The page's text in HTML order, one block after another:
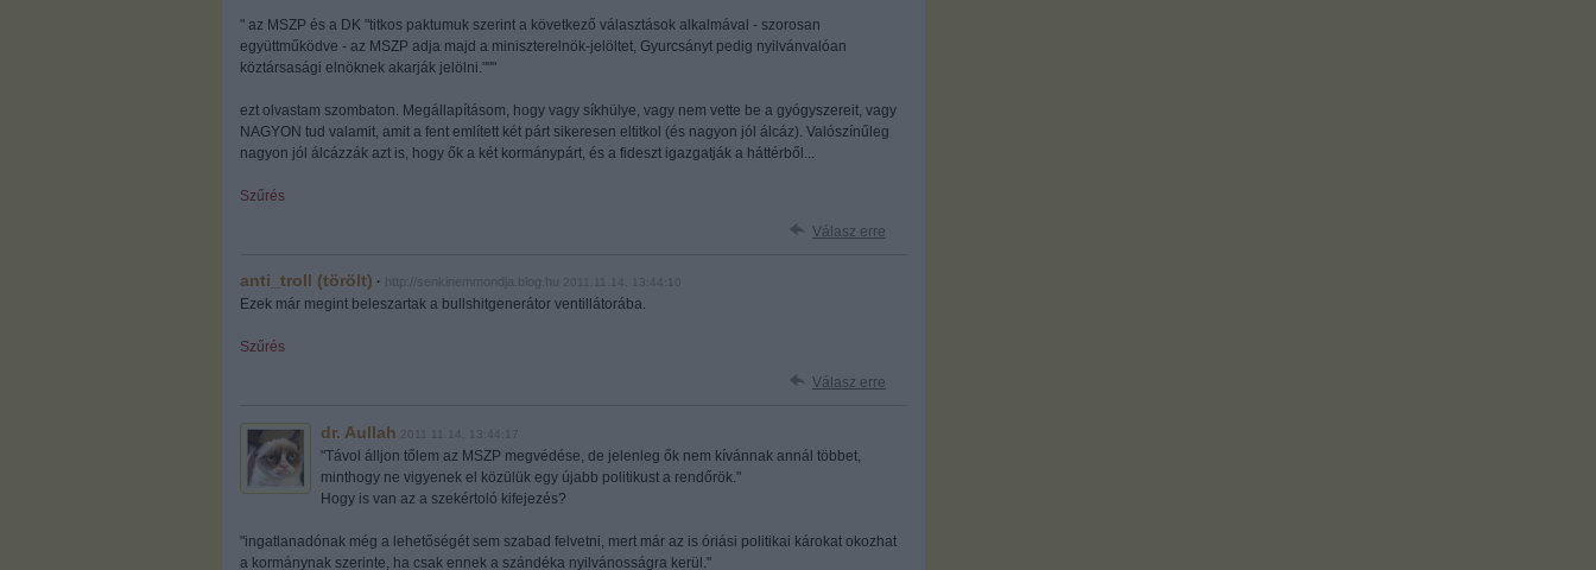
" az MSZP és a DK "titkos paktumuk szerint a következő választások alkalmával - szorosan
együttműködve - az MSZP adja majd a miniszterelnök-jelöltet, Gyurcsányt pedig nyilvánvalóan
köztársasági elnöknek akarják jelölni."""
ezt olvastam szombaton. Megállapításom, hogy vagy síkhülye, vagy nem vette be a gyógyszereit, vagy
NAGYON tud valamit, amit a fent említett két párt sikeresen eltitkol (és nagyon jól álcáz). Valószínűleg
nagyon jól álcázzák azt is, hogy ők a két kormánypárt, és a fideszt igazgatják a háttérből...
Szűrés
Válasz erre
anti_troll (törölt) · http://senkinemmondja.blog.hu
Ezek már megint beleszartak a bullshitgenerátor ventillátorába.
Szűrés
Válasz erre
dr. Aullah 2011.11.14. 13:44:17
"Távol álljon tőlem az MSZP megvédése, de jelenleg ők nem kívánnak annál többet,
minthogy ne vigyenek el közülük egy újabb politikust a rendőrök."
Hogy is van az a szekértoló kifejezés?
"ingatlanadónak még a lehetőségét sem szabad felvetni, mert már az is óriási politikai károkat okozhat
a kormánynak szerinte, ha csak ennek a szándéka nyilvánosságra kerül."